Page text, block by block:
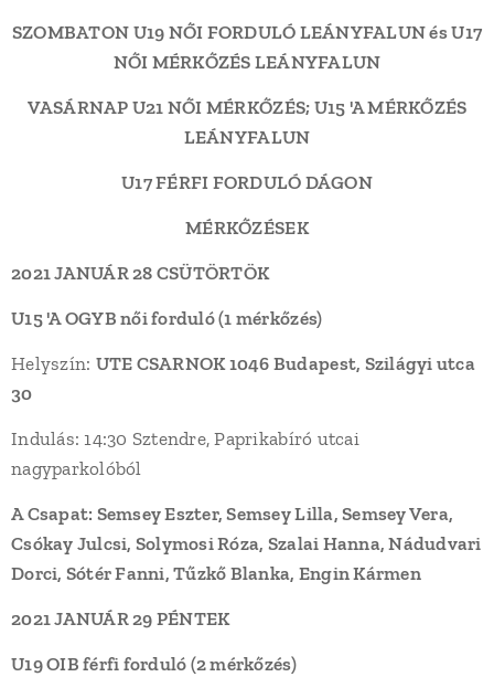
SZOMBATON U19 NŐI FORDULÓ LEÁNYFALUN és U17
NŐI MÉRKŐZÉS LEÁNYFALUN
VASÁRNAP U21 NŐI MÉRKŐZÉS; U15 'A MÉRKŐZÉS
LEÁNYFALUN
U17 FÉRFI FORDULÓ DÁGON
MÉRKŐZÉSEK
2021 JANUÁR 28 CSÜTÖRTÖK
U15 'A OGYB nőiforduló (1 mérkőzés)
Helyszín: UTE CSARNOK 1046 Budapest, Szilágyi utca
30
Indulás: 14:30 Sztendre, Paprikabíró utcai
nagyparkolóból
A Csapat: Semsey Eszter, Semsey Lilla, Semsey Vera,
Csókay Julcsi, Solymosi Róza, Szalai Hanna, Nádudvari
Dorci, Sótér Fanni, Tűzkő Blanka, Engin Kármen
2021 JANUÁR 29 PÉNTEK
U19 OIB férfi forduló (2 mérkőzés)